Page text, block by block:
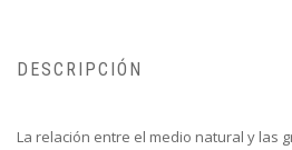
DESCRIPCIÓN
La relación entre el medio natural y las